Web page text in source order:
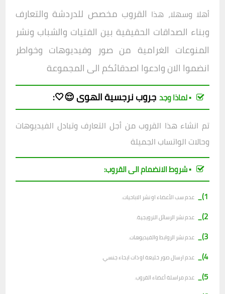
أهلا وسهلا، هذا القروب مخصص للدردشة والتعارف
وبناء الصداقات الحقيقية بين الفتيات والشباب ونشر
المنوعات الغرامية من صور وفيديوهات وخواطر
انضموا الان وادعوا اصدقائكم الى المجموعة
▪︎ لماذا وجد جروبنرجسية الهوى 😌🤍:
تم انشاء هذا القروب من أجل التعارف وتبادل الفيديوهات
وحالات الواتساب الجميلة
▪︎ شروط الانضمام الى القروب:
1)_
عدم سب الأعضاء او نشر الاباحيات.
2)_ عدم نشر الرسائل الترويجية.
3)_ عدم نشر الروابط والفيديوهات.
4)_ عدم ارسال صور خليعة او ذات ايحاء جنسي.
5)_ عدم مراسلة أعضاء القروب.